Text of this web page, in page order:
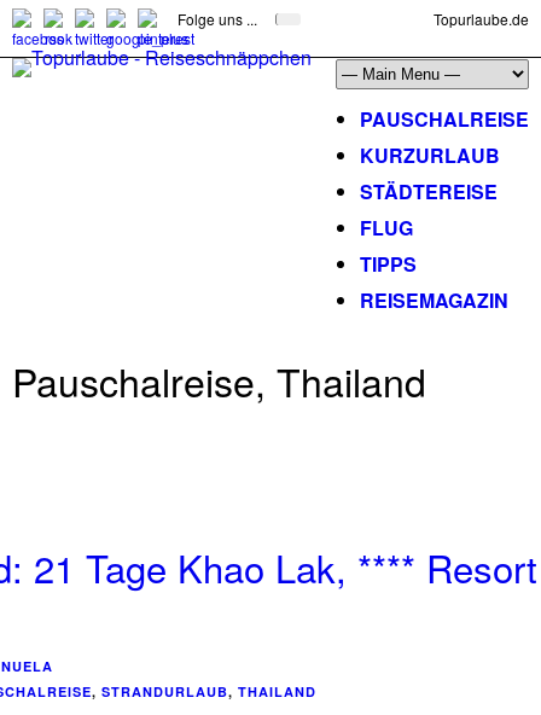
Folge uns ... Topurlaube.de
PAUSCHALREISE
KURZURLAUB
STÄDTEREISE
FLUG
TIPPS
REISEMAGAZIN
Pauschalreise, Thailand
21 Tage Khao Lak, **** Resort
, STRANDURLAUB, THAILAND